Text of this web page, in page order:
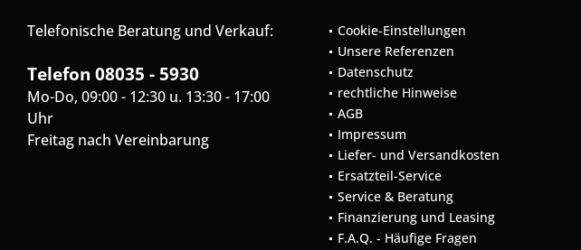
Telefonische Beratung und Verkauf:
Telefon 08035 - 5930
Mo-Do, 09:00 - 12:30 u. 13:30 - 17:00
Uhr
Freitag nach Vereinbarung
Cookie-Einstellungen
Unsere Referenzen
Datenschutz
rechtliche Hinweise
AGB
Impressum
Liefer- und Versandkosten
Ersatzteil-Service
Service & Beratung
Finanzierung und Leasing
F.A.Q. - Häufige Fragen